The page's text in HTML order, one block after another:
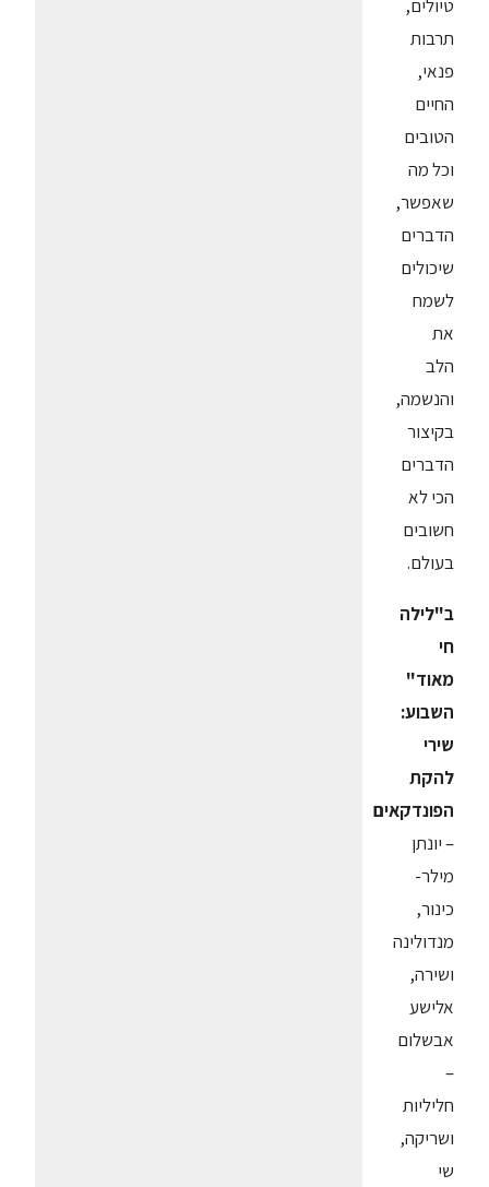
טיולים,
תרבות
פנאי,
החיים
הטובים
וכל מה
שאפשר,
הדברים
שיכולים
לשמח
את
הלב
והנשמה,
בקיצור
הדברים
הכי לא
חשובים
בעולם.
ב"לילה
חי
מאוד"
השבוע:
שירי
להקת
הפונדקאים
– יונתן
מילר-
כינור,
מנדולינה
ושירה,
אלישע
אבשלום
–
חליליות
ושריקה,
שי